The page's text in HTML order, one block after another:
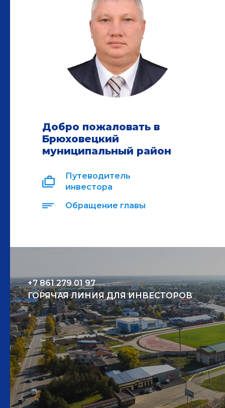
Добро пожаловать в
Брюховецкий
муниципальный район
Путеводитель
инвестора
Обращение главы
+7 861 279 01 97
ГОРЯЧАЯ ЛИНИЯ ДЛЯ ИНВЕСТОРОВ